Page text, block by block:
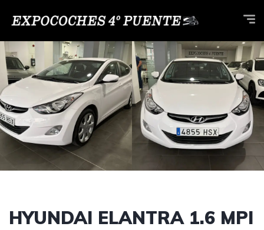
HYUNDAI ELANTRA 1.6 MPI